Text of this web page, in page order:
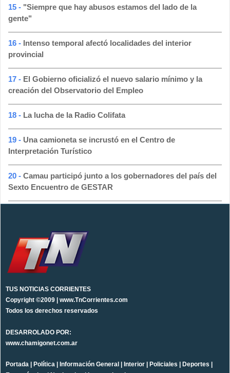
15 - "Siempre que hay abusos estamos del lado de la
gente"
16 - Intenso temporal afectó localidades del interior
provincial
17 - El Gobierno oficializó el nuevo salario mínimo y la
creación del Observatorio del Empleo
18 - La lucha de la Radio Colifata
19 - Una camioneta se incrustó en el Centro de
Interpretación Turístico
20 - Camau participó junto a los gobernadores del país del
Sexto Encuentro de GESTAR
TUS NOTICIAS CORRIENTES
Copyright ©2009 | www.TnCorrientes.com
Todos los derechos reservados
DESARROLADO POR:
www.chamigonet.com.ar
Portada Política Información General Interior Policiales Deportes